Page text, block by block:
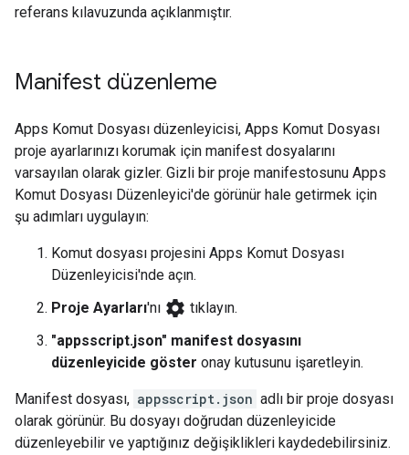
referans kılavuzunda açıklanmıştır.
Manifest düzenleme
Apps Komut Dosyası düzenleyicisi, Apps Komut Dosyası
proje ayarlarınızı korumak için manifest dosyalarını
varsayılan olarak gizler. Gizli bir proje manifestosunu Apps
Komut Dosyası Düzenleyici'de görünür hale getirmek için
şu adımları uygulayın:
Komut dosyası projesini Apps Komut Dosyası
Düzenleyicisi'nde açın.
Proje Ayarları'nı settings tıklayın.
"appsscript.json" manifest dosyasını
düzenleyicide göster onay kutusunu işaretleyin.
Manifest dosyası, appsscript.json adlı bir proje dosyası
olarak görünür. Bu dosyayı doğrudan düzenleyicide
düzenleyebilir ve yaptığınız değişiklikleri kaydedebilirsiniz.